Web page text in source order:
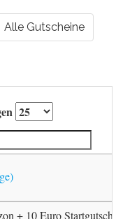
Alle Gutscheine
+ 10 Euro